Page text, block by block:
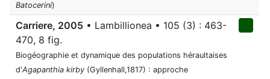
Batocerini)
Carriere, 2005 • Lambillionea • 105 (3) : 463-
470, 8 fig.
Biogéographie et dynamique des populations héraultaises
d'Agapanthia kirby (Gyllenhall,1817) : approche